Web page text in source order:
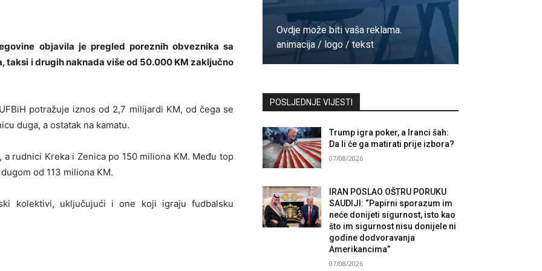
objavila je pregled poreznih obveznika sa
taksi i drugih naknada više od 50.000 KM zaključno
potražuje iznos od 2,7 milijardi KM, od čega se
duga, a ostatak na kamatu.
rudnici Kreka i Zenica po 150 miliona KM. Među top
od 113 miliona KM.
kolektivi, uključujući i one koji igraju fudbalsku
Ovdje može biti vaša reklama.
animacija / logo / tekst
POSLJEDNJE VIJESTI
Trump igra poker, a Iranci šah:
Da li će ga matirati prije izbora?
07/08/2026
IRAN POSLAO OŠTRU PORUKU
SAUDIJI: “Papirni sporazum im
neće donijeti sigurnost, isto kao
što im sigurnost nisu donijele ni
godine dodvoravanja
Amerikancima”
07/08/2026